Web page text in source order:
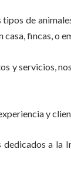
de
fincas, o
y servicios,
y
a la